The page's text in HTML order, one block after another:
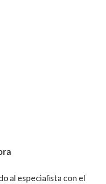
al especialista con el